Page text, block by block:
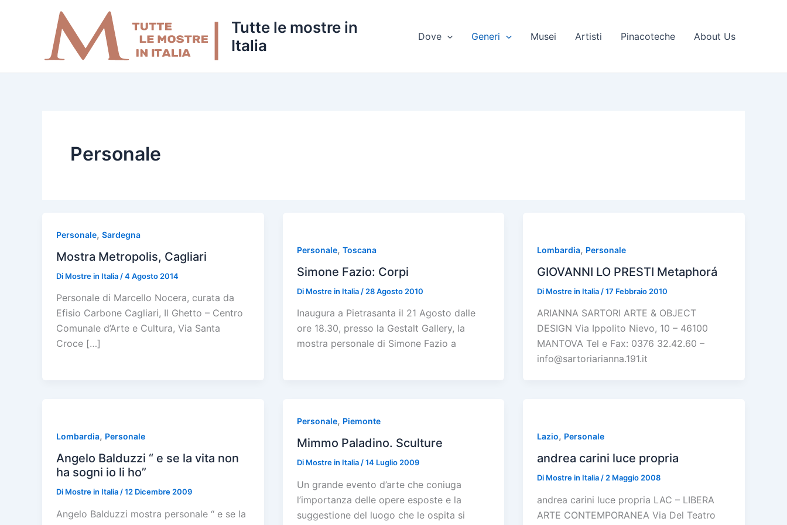
Tutte le mostre in
Italia
Dove Generi Musei Artisti Pinacoteche About Us
Personale
Personale, Sardegna
Mostra Metropolis, Cagliari
Di Mostre in Italia /4 Agosto 2014
Personale di Marcello Nocera, curata da
Efisio Carbone Cagliari, Il Ghetto – Centro
Comunale d’Arte e Cultura, Via Santa
Croce […]
Personale, Toscana
Simone Fazio: Corpi
Di Mostre in Italia / 28 Agosto 2010
Inaugura a Pietrasanta il 21 Agosto dalle
ore 18.30, presso la Gestalt Gallery, la
mostra personale di Simone Fazio a
Lombardia, Personale
GIOVANNI LO PRESTI Metaphorá
Di Mostre in Italia /17 Febbraio 2010
ARIANNA SARTORI ARTE & OBJECT
DESIGN Via Ippolito Nievo, 10 – 46100
MANTOVA Tel e Fax: 0376 32.42.60 –
info@sartoriarianna.191.it
Lombardia, Personale
Angelo Balduzzi “ e se la vita non
ha sogni io li ho”
Di Mostre in Italia /12 Dicembre 2009
Angelo Balduzzi mostra personale “ e se la
Personale, Piemonte
Mimmo Paladino. Sculture
Di Mostre in Italia /14 Luglio 2009
Un grande evento d’arte che coniuga
l’importanza delle opere esposte e la
suggestione del luogo che le ospita si
Lazio, Personale
andrea carini luce propria
Di Mostre in Italia / 2 Maggio 2008
andrea carini luce propria LAC – LIBERA
ARTE CONTEMPORANEA Via Del Teatro